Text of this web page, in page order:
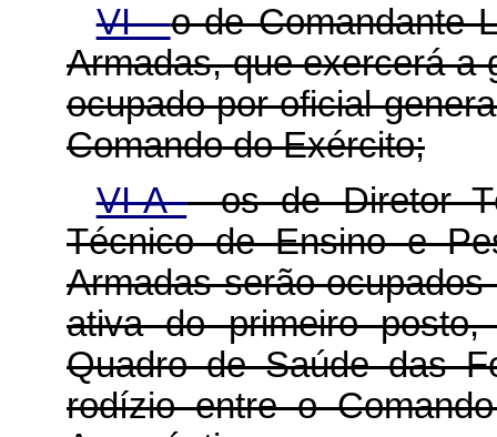
VI -o de Comandante
Armadas, que exercerá a
ocupado por oficial-
Comando do Exército;
VI-A- os de Diretor
Técnico de Ensino e
Armadas serão
ativa do primeiro
Quadro de Saúde das
rodízio entre o